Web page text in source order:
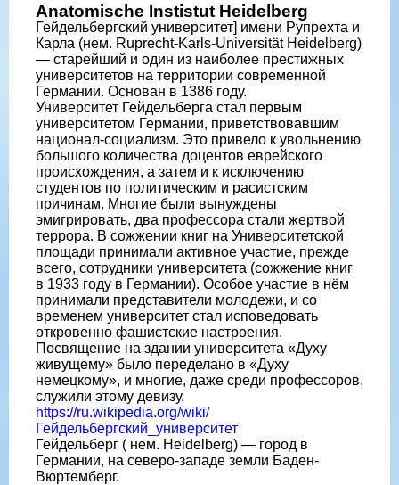
Anatomische Instistut Heidelberg
Гейдельбергский университет] имени Рупрехта и
Карла (нем. Ruprecht-Karls-Universität Heidelberg)
— старейший и один из наиболее престижных
университетов на территории современной
Германии. Основан в 1386 году.
Университет Гейдельберга стал первым
университетом Германии, приветствовавшим
национал-социализм. Это привело к увольнению
большого количества доцентов еврейского
происхождения, а затем и к исключению
студентов по политическим и расистским
причинам. Многие были вынуждены
эмигрировать, два профессора стали жертвой
террора. В сожжении книг на Университетской
площади принимали активное участие, прежде
всего, сотрудники университета (сожжение книг
в 1933 году в Германии). Особое участие в нём
принимали представители молодежи, и со
временем университет стал исповедовать
откровенно фашистские настроения.
Посвящение на здании университета «Духу
живущему» было переделано в «Духу
немецкому», и многие, даже среди профессоров,
служили этому девизу.
https://ru.wikipedia.org/wiki/
Гейдельбергский_университет
Гейдельберг ( нем. Heidelberg) — город в
Германии, на северо-западе земли Баден-
Вюртемберг.